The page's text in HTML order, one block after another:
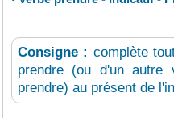
Consigne : complète
prendre (ou d'un autre
prendre) au présent de